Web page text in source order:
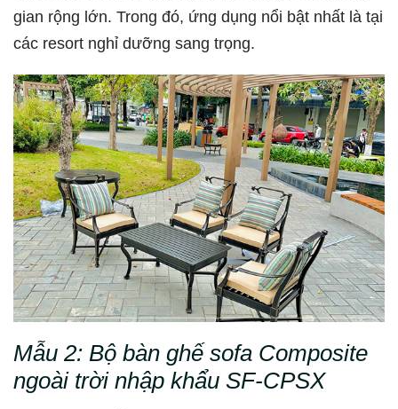
gian rộng lớn. Trong đó, ứng dụng nổi bật nhất là tại
các resort nghỉ dưỡng sang trọng.
Mẫu 2: Bộ bàn ghế sofa Composite
ngoài trời nhập khẩu SF-CPSX